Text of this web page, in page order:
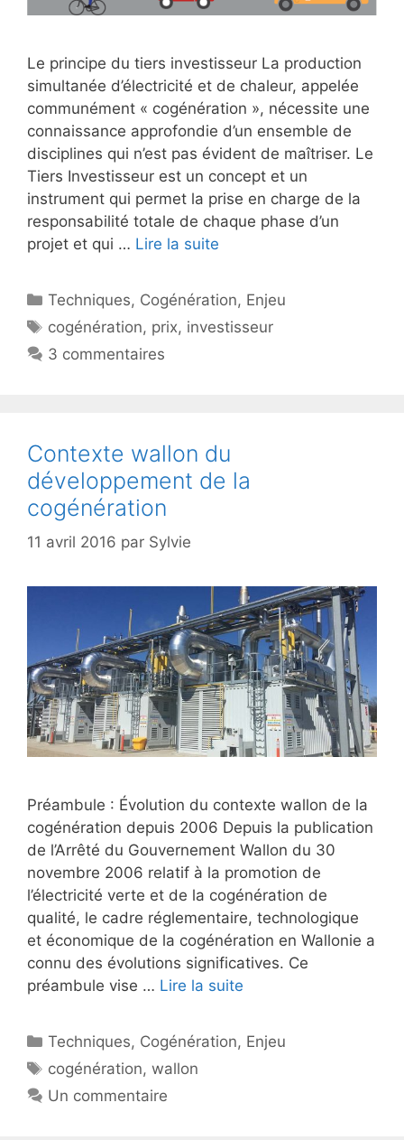
Le principe du tiers investisseur La production
simultanée d’électricité et de chaleur, appelée
communément « cogénération », nécessite une
connaissance approfondie d’un ensemble de
disciplines qui n’est pas évident de maîtriser. Le
Tiers Investisseur est un concept et un
instrument qui permet la prise en charge de la
responsabilité totale de chaque phase d’un
projet et qui … Lire la suite
Catégories
Techniques, Cogénération, Enjeu
Étiquettes
cogénération, prix, investisseur
3 commentaires
Contexte wallon du
développement de la
cogénération
11 avril 2016 par Sylvie
Préambule : Évolution du contexte wallon de la
cogénération depuis 2006 Depuis la publication
de l’Arrêté du Gouvernement Wallon du 30
novembre 2006 relatif à la promotion de
l’électricité verte et de la cogénération de
qualité, le cadre réglementaire, technologique
et économique de la cogénération en Wallonie a
connu des évolutions significatives. Ce
préambule vise … Lire la suite
Catégories
Techniques, Cogénération, Enjeu
Étiquettes
cogénération,wallon
Un commentaire